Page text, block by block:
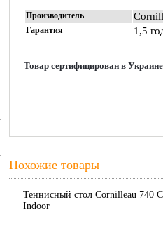
Производитель
Гарантия 1,5
Товар сертифицирован в
Похожие товары
Теннисный стол Cornilleau 740
Indoor